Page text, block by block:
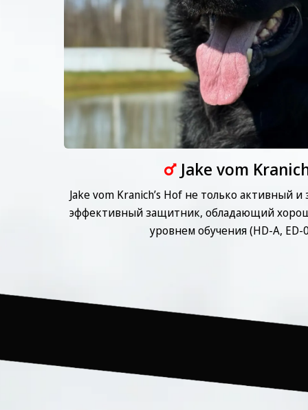
Jake vom
Jake vom Kranich’s Hof не только активный
эффективный защитник, обладающий
уровнем обучения (HD-A,